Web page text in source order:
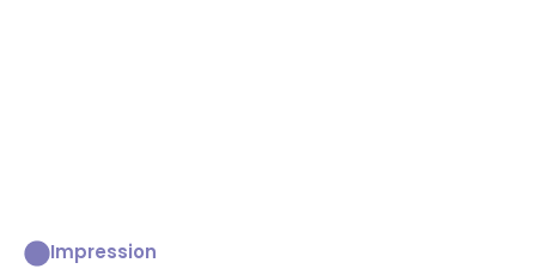
Impression